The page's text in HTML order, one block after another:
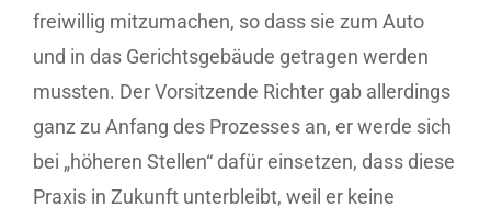
freiwillig mitzumachen, so dass sie zum Auto
und in das Gerichtsgebäude getragen werden
mussten. Der Vorsitzende Richter gab allerdings
ganz zu Anfang des Prozesses an, er werde sich
bei „höheren Stellen“ dafür einsetzen, dass diese
Praxis in Zukunft unterbleibt, weil er keine